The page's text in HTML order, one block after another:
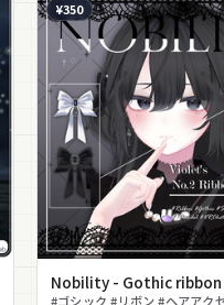
¥350
Nobility - Gothic ribbon
#ゴシック #リボン #ヘアアク